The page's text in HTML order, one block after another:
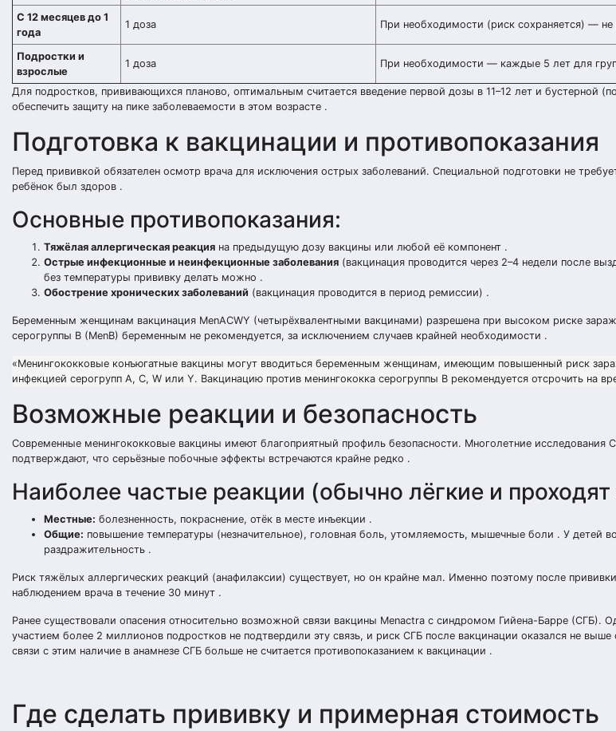
С 12 месяцев до 1
года
1 доза При необходимости (риск сохраняется) — не
Подростки и
взрослые
1 доза При необходимости — каждые 5 лет для
Для подростков, прививающихся планово, оптимальным считается введение первой дозы в 11–12 лет и бустерной
обеспечить защиту на пике заболеваемости в этом возрасте .
Подготовка к вакцинации и противопоказания
Перед прививкой обязателен осмотр врача для исключения острых заболеваний. Специальной подготовки не
ребёнок был здоров .
Основные противопоказания:
Тяжёлая аллергическая реакция на предыдущую дозу вакцины или любой её компонент .
Острые инфекционные и неинфекционные заболевания (вакцинация проводится через 2–4 недели после
без температуры прививку делать можно .
Обострение хронических заболеваний (вакцинация проводится в период ремиссии) .
Беременным женщинам вакцинация MenACWY (четырёхвалентными вакцинами) разрешена при высоком риске
серогруппы B (MenB) беременным не рекомендуется, за исключением случаев крайней необходимости .
«Менингококковые конъюгатные вакцины могут вводиться беременным женщинам, имеющим повышенный риск
инфекцией серогрупп A, C, W или Y. Вакцинацию против менингококка серогруппы В рекомендуется отсрочить на
Возможные реакции и безопасность
Современные менингококковые вакцины имеют благоприятный профиль безопасности. Многолетние исследования
подтверждают, что серьёзные побочные эффекты встречаются крайне редко .
Наиболее частые реакции (обычно лёгкие и проходят
Местные: болезненность, покраснение, отёк в месте инъекции .
Общие: повышение температуры (незначительное), головная боль, утомляемость, мышечные боли . У детей
раздражительность .
Риск тяжёлых аллергических реакций (анафилаксии) существует, но он крайне мал. Именно поэтому после
наблюдением врача в течение 30 минут .
Ранее существовали опасения относительно возможной связи вакцины Menactra с синдромом Гийена-Барре (СГБ).
участием более 2 миллионов подростков не подтвердили эту связь, и риск СГБ после вакцинации оказался не
связи с этим наличие в анамнезе СГБ больше не считается противопоказанием к вакцинации .
Где сделать прививку и примерная стоимость